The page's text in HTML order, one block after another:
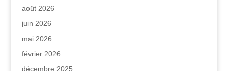
août 2026
juin 2026
mai 2026
février 2026
décembre 2025